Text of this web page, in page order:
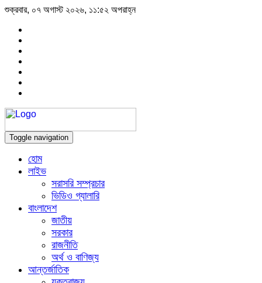
শুক্রবার, ০৭ অগাস্ট ২০২৬, ১১:৫২ অপরাহ্ন
Toggle navigation
হোম
লাইভ
সরাসরি সম্প্রচার
ভিডিও গ্যালারি
বাংলাদেশ
জাতীয়
সরকার
রাজনীতি
অর্থ ও বাণিজ্য
আন্তর্জাতিক